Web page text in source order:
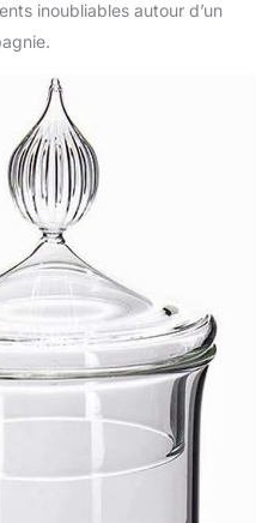
inoubliables autour d’un